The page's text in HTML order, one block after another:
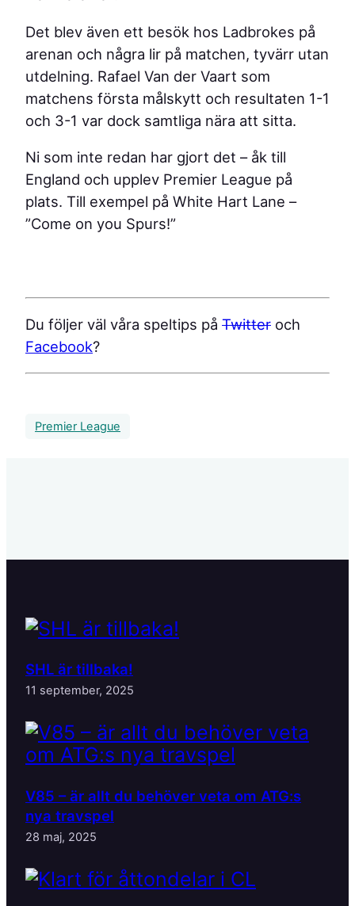
Det blev även ett besök hos Ladbrokes på
arenan och några lir på matchen, tyvärr utan
utdelning. Rafael Van der Vaart som
matchens första målskytt och resultaten 1-1
och 3-1 var dock samtliga nära att sitta.
Ni som inte redan har gjort det – åk till
England och upplev Premier League på
plats. Till exempel på White Hart Lane –
”Come on you Spurs!”
Du följer väl våra speltips på Twitter och
Facebook?
Premier League
SHL är tillbaka!
11 september, 2025
V85 – är allt du behöver veta om ATG:s
nya travspel
28 maj, 2025